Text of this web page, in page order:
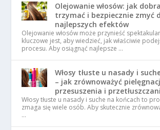
Olejowanie włosów: jak
trzymać i bezpiecznie zmyć
najlepszych efektów
Olejowanie włosów może przynieść
kluczowe jest, aby wiedzieć, jak właściwie
procesu. Aby osiągnąć najlepsze …
Włosy tłuste u nasady i
– jak zrównoważyć
przesuszenia i
Włosy tłuste u nasady i suche na końcach to
zmaga się wiele osób. Aby skutecznie
…